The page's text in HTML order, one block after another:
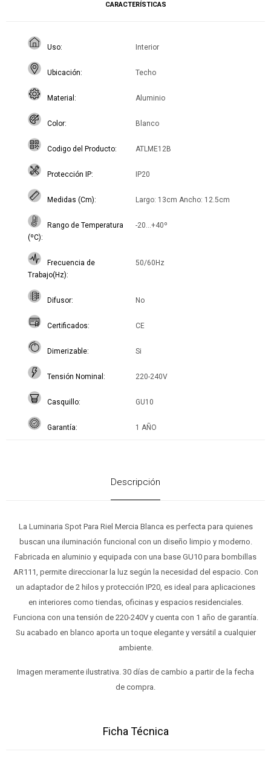
CARACTERÍSTICAS
Uso Interior
Ubicación Techo
Material Aluminio
Color Blanco
Codigo del Producto ATLME12B
Protección IP IP20
Medidas (Cm) Largo: 13cm Ancho: 12.5cm
Rango de Temperatura
(ºC)
-20...+40º
Frecuencia de
Trabajo(Hz)
50/60Hz
Difusor No
Certificados CE
Dimerizable Si
Tensión Nominal 220-240V
Casquillo GU10
Garantía 1 AÑO
Descripción
La Luminaria Spot Para Riel Mercia Blanca es perfecta para quienes
buscan una iluminación funcional con un diseño limpio y moderno.
Fabricada en aluminio y equipada con una base GU10 para bombillas
AR111, permite direccionar la luz según la necesidad del espacio. Con
un adaptador de 2 hilos y protección IP20, es ideal para aplicaciones
en interiores como tiendas, oficinas y espacios residenciales.
Funciona con una tensión de 220-240V y cuenta con 1 año de garantía.
Su acabado en blanco aporta un toque elegante y versátil a cualquier
ambiente.
Imagen meramente ilustrativa. 30 días de cambio a partir de la fecha
de compra.
Ficha Técnica